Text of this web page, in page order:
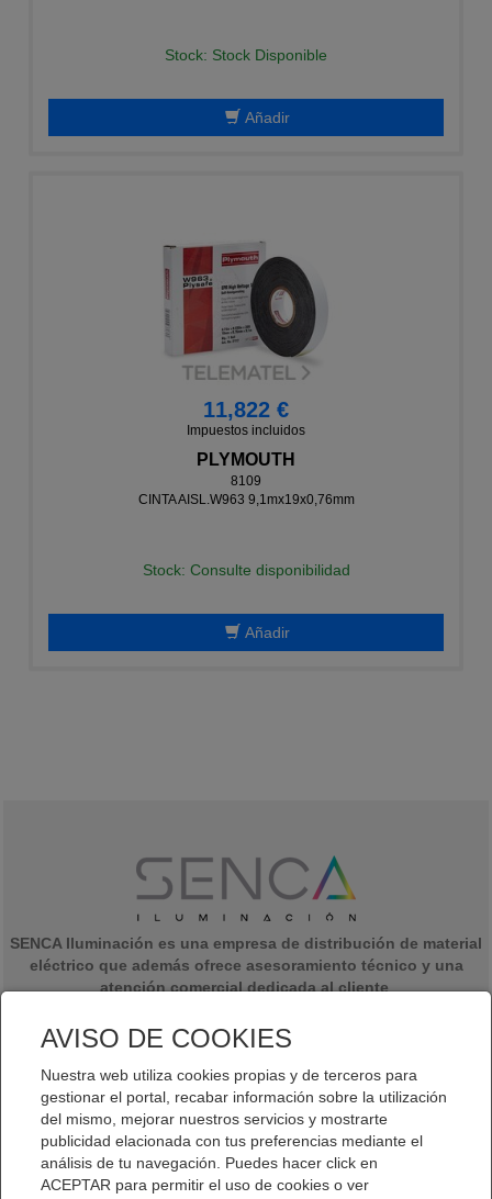
Stock: Stock Disponible
Añadir
11,822 €
Impuestos incluidos
PLYMOUTH
8109
CINTA AISL.W963 9,1mx19x0,76mm
Stock: Consulte disponibilidad
Añadir
SENCA Iluminación es una empresa de distribución de material
eléctrico que además ofrece asesoramiento técnico y una
atención comercial dedicada al cliente.
experiencia de más de 20 años en el sector eléctrico y de la
iluminación y con ganas de darle un giro al almacén de venta de
material eléctrico.
AVISO DE COOKIES
Nuestra web utiliza cookies propias y de terceros para
gestionar el portal, recabar información sobre la utilización
del mismo, mejorar nuestros servicios y mostrarte
publicidad elacionada con tus preferencias mediante el
análisis de tu navegación. Puedes hacer click en
ACEPTAR para permitir el uso de cookies o ver